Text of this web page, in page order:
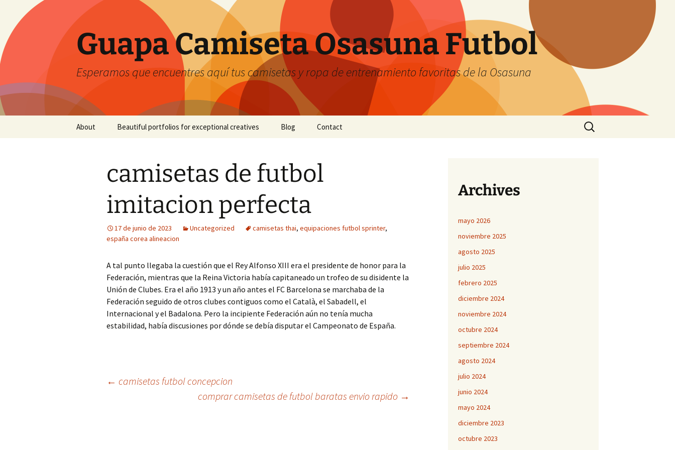
Guapa Camiseta Osasuna Futbol
Esperamos que encuentres aquí tus camisetas y ropa de entrenamiento favoritas de la Osasuna
About Beautiful portfolios for exceptional creatives Blog Contact
Buscar:
camisetas de futbol
imitacion perfecta
17 de junio de 2023 Uncategorized camisetas thai, equipaciones futbol sprinter,
españa corea alineacion
A tal punto llegaba la cuestión que el Rey Alfonso XIII era el presidente de honor para la
Federación, mientras que la Reina Victoria había capitaneado un trofeo de su disidente la
Unión de Clubes. Era el año 1913 y un año antes el FC Barcelona se marchaba de la
Federación seguido de otros clubes contiguos como el Català, el Sabadell, el
Internacional y el Badalona. Pero la incipiente Federación aún no tenía mucha
estabilidad, había discusiones por dónde se debía disputar el Campeonato de España.
Navegación
← camisetas futbol concepcion
comprar camisetas de futbol baratas envio rapido →
Archives
mayo 2026
noviembre 2025
agosto 2025
julio 2025
febrero 2025
diciembre 2024
noviembre 2024
octubre 2024
septiembre 2024
agosto 2024
julio 2024
junio 2024
mayo 2024
diciembre 2023
octubre 2023